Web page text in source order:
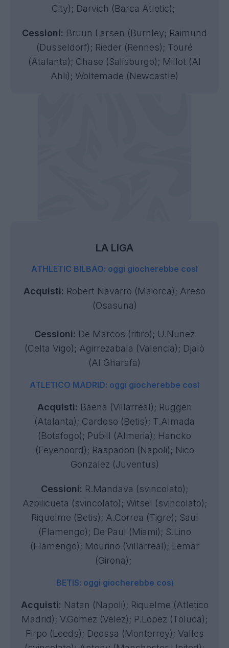
City); Darvich (Barca Atletic);
Cessioni: Bruun Larsen (Burnley; Raimund
(Dusseldorf); Rieder (Rennes); Touré
(Atalanta); Chase (Salisburgo); Millot (Al
Ahli); Woltemade (Newcastle)
LA LIGA
ATHLETIC BILBAO: oggi giocherebbe così
Acquisti: Robert Navarro (Maiorca); Areso
(Osasuna)
Cessioni: De Marcos (ritiro); U.Nunez
(Celta Vigo); Agirrezabala (Valencia); Djalò
(Al Gharafa)
ATLETICO MADRID: oggi giocherebbe così
Acquisti: Baena (Villarreal); Ruggeri
(Atalanta); Cardoso (Betis); T.Almada
(Botafogo); Pubill (Almeria); Hancko
(Feyenoord); Raspadori (Napoli); Nico
Gonzalez (Juventus)
Cessioni: R.Mandava (svincolato);
Azpilicueta (svincolato); Witsel (svincolato);
Riquelme (Betis); A.Correa (Tigre); Saul
(Flamengo); De Paul (Miami); S.Lino
(Flamengo); Mourino (Villarreal); Lemar
(Girona);
BETIS: oggi giocherebbe così
Acquisti: Natan (Napoli); Riquelme (Atletico
Madrid); V.Gomez (Velez); P.Lopez (Toluca);
Firpo (Leeds); Deossa (Monterrey); Valles